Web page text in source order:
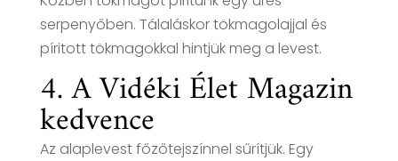
serpenyőben. Tálaláskor tökmagolajjal és
píritott tökmagokkal hintjük meg a levest.
4. A Vidéki Élet Magazin
kedvence
Az alaplevest főzőtejszínnel sűrítjük. Egy